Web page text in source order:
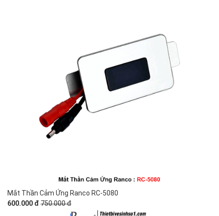
Mắt Thần Cảm Ứng Ranco RC-5080
600.000 đ 750.000 đ